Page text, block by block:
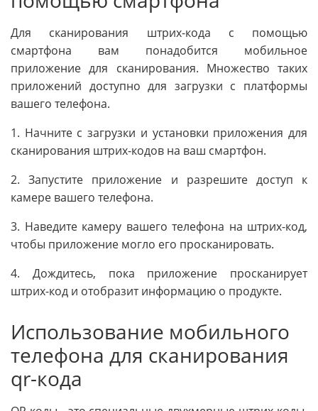
Для сканирования штрих-кода с помощью
смартфона вам понадобится мобильное
приложение для сканирования. Множество таких
приложений доступно для загрузки с платформы
вашего телефона.
1. Начните с загрузки и установки приложения для
сканирования штрих-кодов на ваш смартфон.
2. Запустите приложение и разрешите доступ к
камере вашего телефона.
3. Наведите камеру вашего телефона на штрих-код,
чтобы приложение могло его просканировать.
4. Дождитесь, пока приложение просканирует
штрих-код и отобразит информацию о продукте.
Использование мобильного
телефона для сканирования
qr-кода